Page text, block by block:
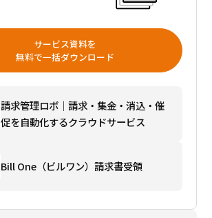
サービス資料を
無料で一括ダウンロード
請求管理ロボ｜請求・集金・消込・催
促を自動化するクラウドサービス
Bill One（ビルワン）請求書受領